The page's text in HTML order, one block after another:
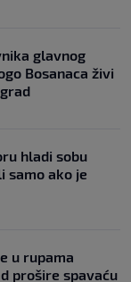
glavnog
Bosanaca živi
hladi sobu
samo ako je
u rupama
prošire spavaću